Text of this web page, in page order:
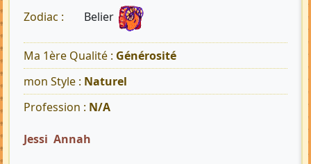
Zodiac : Belier
Ma 1ère Qualité : Générosité
mon Style : Naturel
Profession : N/A
Jessi Annah